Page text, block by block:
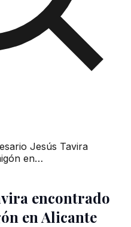
Jesús Tavira
en…
encontrado
en Alicante